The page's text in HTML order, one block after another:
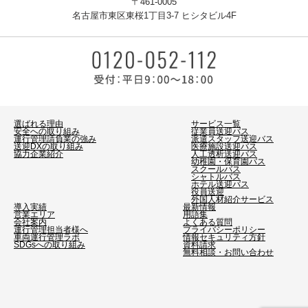
選ばれる理由
安全への取り組み
運行管理請負業の強み
送迎DXの取り組み
協力企業紹介
サービス一覧
従業員送迎バス
派遣スタッフ送迎バス
医療施設送迎バス
人工透析送迎バス
幼稚園・保育園バス
スクールバス
シャトルバス
ホテル送迎バス
役員送迎
外国人材紹介サービス
導入実績
営業エリア
会社案内
運行管理担当者様へ
車両運行管理ラボ
SDGsへの取り組み
最新情報
用語集
よくある質問
プライバシーポリシー
情報セキュリティ方針
資料請求
無料相談・お問い合わせ
〒461-0005
名古屋市東区東桜1丁目3-7 ヒシタビル4F